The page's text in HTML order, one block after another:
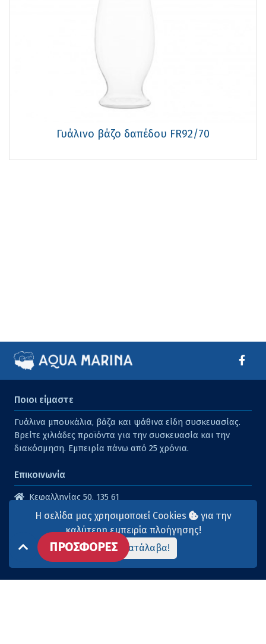
Γυάλινο βάζο δαπέδου FR92/70
Ποιοι είμαστε
Γυάλινα μπουκάλια, βάζα και ψάθινα είδη συσκευασίας.
Βρείτε χιλιάδες προϊόντα για την συσκευασία και την
διακόσμηση. Εμπειρία πάνω από 25 χρόνια.
Επικοινωνία
Κεφαλληνίας 50, 135 61
Άγιοι Ανάργυροι
210 2614316
210 2615904
info@aqua-marina.gr
ΠΡΟΣΦΟΡΕΣ
Η σελίδα μας χρησιμοποιεί Cookies
για την
καλύτερη εμπειρία πλοήγησης!
Το κατάλαβα!